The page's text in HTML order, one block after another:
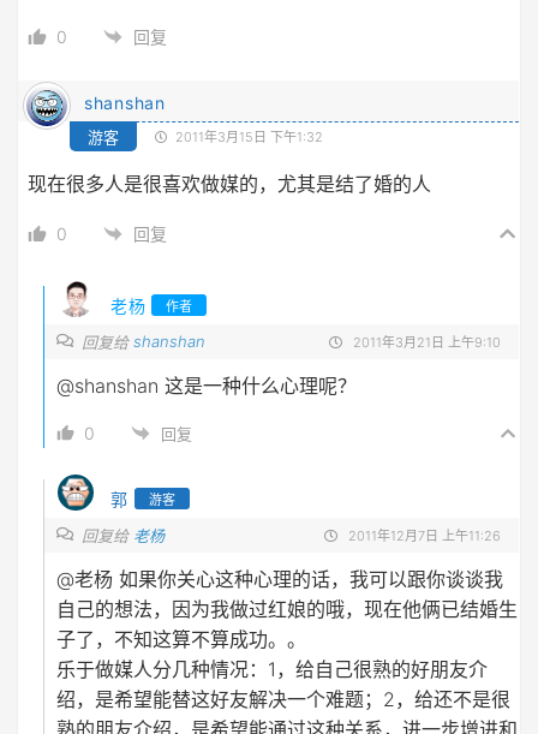
0 回复
shanshan
游客 2011年3月15日 下午1:32
现在很多人是很喜欢做媒的，尤其是结了婚的人
0 回复
老杨 作者
回复给shanshan 2011年3月21日 上午9:10
@shanshan 这是一种什么心理呢？
0 回复
郭 游客
回复给 老杨 2011年12月7日 上午11:26
@老杨 如果你关心这种心理的话，我可以跟你谈谈我
自己的想法，因为我做过红娘的哦，现在他俩已结婚生
子了，不知这算不算成功。。
乐于做媒人分几种情况：1，给自己很熟的好朋友介
绍，是希望能替这好友解决一个难题；2，给还不是很
熟的朋友介绍，是希望能通过这种关系，进一步增进和